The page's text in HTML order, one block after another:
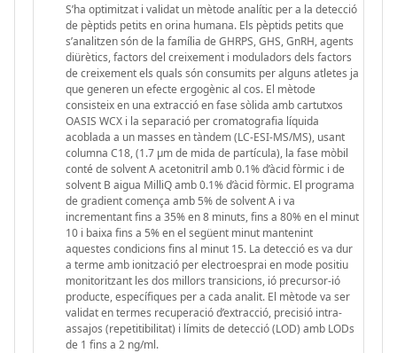
S’ha optimitzat i validat un mètode analític per a la detecció
de pèptids petits en orina humana. Els pèptids petits que
s’analitzen són de la família de GHRPS, GHS, GnRH, agents
diürètics, factors del creixement i moduladors dels factors
de creixement els quals són consumits per alguns atletes ja
que generen un efecte ergogènic al cos. El mètode
consisteix en una extracció en fase sòlida amb cartutxos
OASIS WCX i la separació per cromatografia líquida
acoblada a un masses en tàndem (LC-ESI-MS/MS), usant
columna C18, (1.7 μm de mida de partícula), la fase mòbil
conté de solvent A acetonitril amb 0.1% d’àcid fòrmic i de
solvent B aigua MilliQ amb 0.1% d’àcid fòrmic. El programa
de gradient comença amb 5% de solvent A i va
incrementant fins a 35% en 8 minuts, fins a 80% en el minut
10 i baixa fins a 5% en el següent minut mantenint
aquestes condicions fins al minut 15. La detecció es va dur
a terme amb ionització per electroesprai en mode positiu
monitoritzant les dos millors transicions, ió precursor-ió
producte, específiques per a cada analit. El mètode va ser
validat en termes recuperació d’extracció, precisió intra-
assajos (repetitibilitat) i límits de detecció (LOD) amb LODs
de 1 fins a 2 ng/ml.